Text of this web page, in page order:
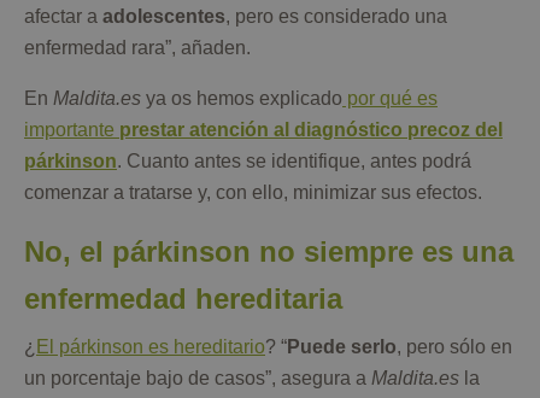
afectar a adolescentes, pero es considerado una
enfermedad rara”, añaden.
En Maldita.es ya os hemos explicado por qué es
importante prestar atención al diagnóstico precoz del
párkinson. Cuanto antes se identifique, antes podrá
comenzar a tratarse y, con ello, minimizar sus efectos.
No, el párkinson no siempre es una
enfermedad hereditaria
¿ El párkinson es hereditario? “Puede serlo, pero sólo en
un porcentaje bajo de casos”, asegura a Maldita.es la